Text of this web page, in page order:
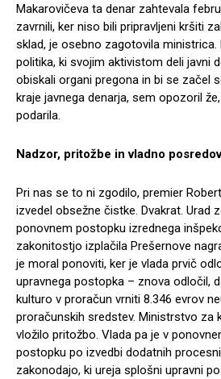
Makarovičeva ta denar zahtevala
zavrnili, ker niso bili pripravljeni kršiti
sklad, je osebno zagotovila ministrica.
politika, ki svojim aktivistom deli javni
obiskali organi pregona in bi se začel
kraje javnega denarja, sem opozoril
podarila.
Nadzor, pritožbe in vladno
Pri nas se to ni zgodilo, premier
izvedel obsežne čistke. Dvakrat. Urad
ponovnem postopku izrednega
zakonitostjo izplačila Prešernove
je moral ponoviti, ker je vlada prvič
upravnega postopka – znova odločil,
kulturo v proračun vrniti 8.346 evrov
proračunskih sredstev. Ministrstvo za
vložilo pritožbo. Vlada pa je v
postopku po izvedbi dodatnih
zakonodajo, ki ureja splošni upravni